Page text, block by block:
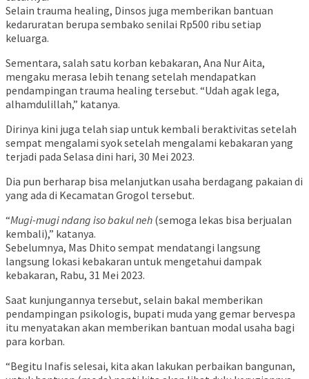
Selain trauma healing, Dinsos juga memberikan bantuan
kedaruratan berupa sembako senilai Rp500 ribu setiap
keluarga.
Sementara, salah satu korban kebakaran, Ana Nur Aita,
mengaku merasa lebih tenang setelah mendapatkan
pendampingan trauma healing tersebut. “Udah agak lega,
alhamdulillah,” katanya.
Dirinya kini juga telah siap untuk kembali beraktivitas setelah
sempat mengalami syok setelah mengalami kebakaran yang
terjadi pada Selasa dini hari, 30 Mei 2023.
Dia pun berharap bisa melanjutkan usaha berdagang pakaian di
yang ada di Kecamatan Grogol tersebut.
“Mugi-mugi ndang iso bakul neh (semoga lekas bisa berjualan
kembali),” katanya.
Sebelumnya, Mas Dhito sempat mendatangi langsung
langsung lokasi kebakaran untuk mengetahui dampak
kebakaran, Rabu, 31 Mei 2023.
Saat kunjungannya tersebut, selain bakal memberikan
pendampingan psikologis, bupati muda yang gemar bervespa
itu menyatakan akan memberikan bantuan modal usaha bagi
para korban.
“Begitu Inafis selesai, kita akan lakukan perbaikan bangunan,